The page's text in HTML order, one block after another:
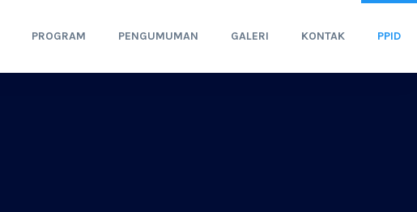
PROGRAM PENGUMUMAN GALERI KONTAK PPID